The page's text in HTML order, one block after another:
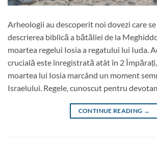
Arheologii au descoperit noi dovezi care
descrierea biblică a bătăliei de la
moartea regelui Iosia a regatului lui Iuda.
crucială este înregistrată atât în ​​2
moartea lui Iosia marcând un moment
Israelului. Regele, cunoscut pentru
CONTINUE READING →